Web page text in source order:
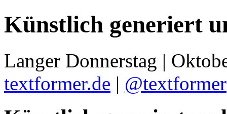
Künstlich generiert
Langer Donnerstag |
textformer.de | @textformer